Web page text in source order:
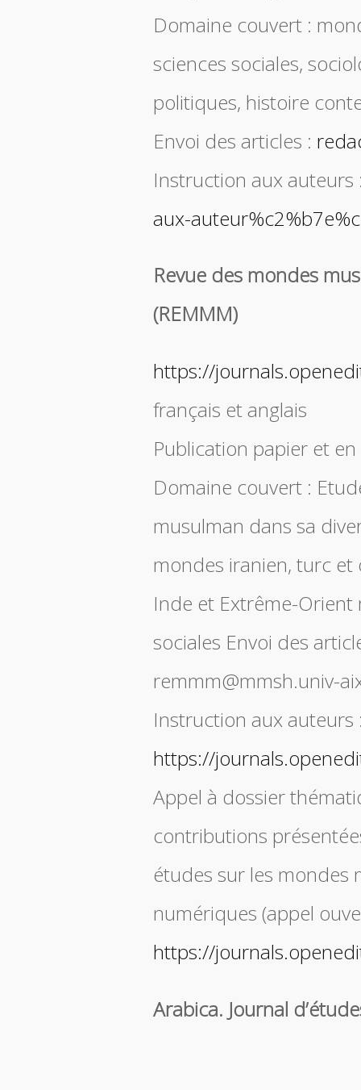
Domaine couvert :
sciences sociales,
politiques, histoire
Envoi des articles :
Instruction aux
aux-
Revue des mondes
(REMMM)
https://
français et anglais
Publication papier et
Domaine couvert :
musulman dans sa
mondes iranien, turc et
Inde et Extrême-Orient
sociales Envoi des
remmm@mmsh.univ-
Instruction aux auteurs
https://
Appel à dossier
contributions
études sur les mondes
numériques (appel
https://
Arabica. Journal